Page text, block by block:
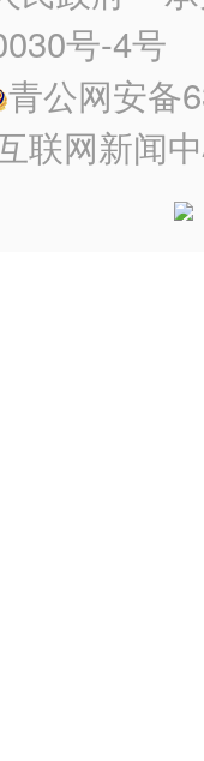
号-4号
青公网安备
联网新闻